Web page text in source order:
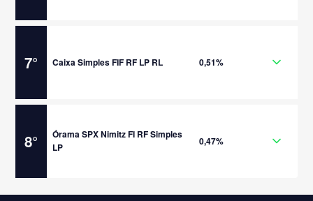
7° Caixa Simples FIF RF LP RL 0,51%
8°
Órama SPX Nimitz FI RF Simples
LP
0,47%